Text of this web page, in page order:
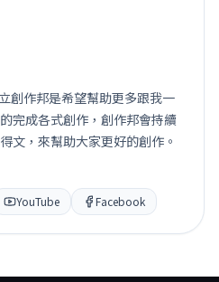
創作邦是希望幫助更多跟我一
完成各式創作，創作邦會持續
文，來幫助大家更好的創作。
YouTube Facebook